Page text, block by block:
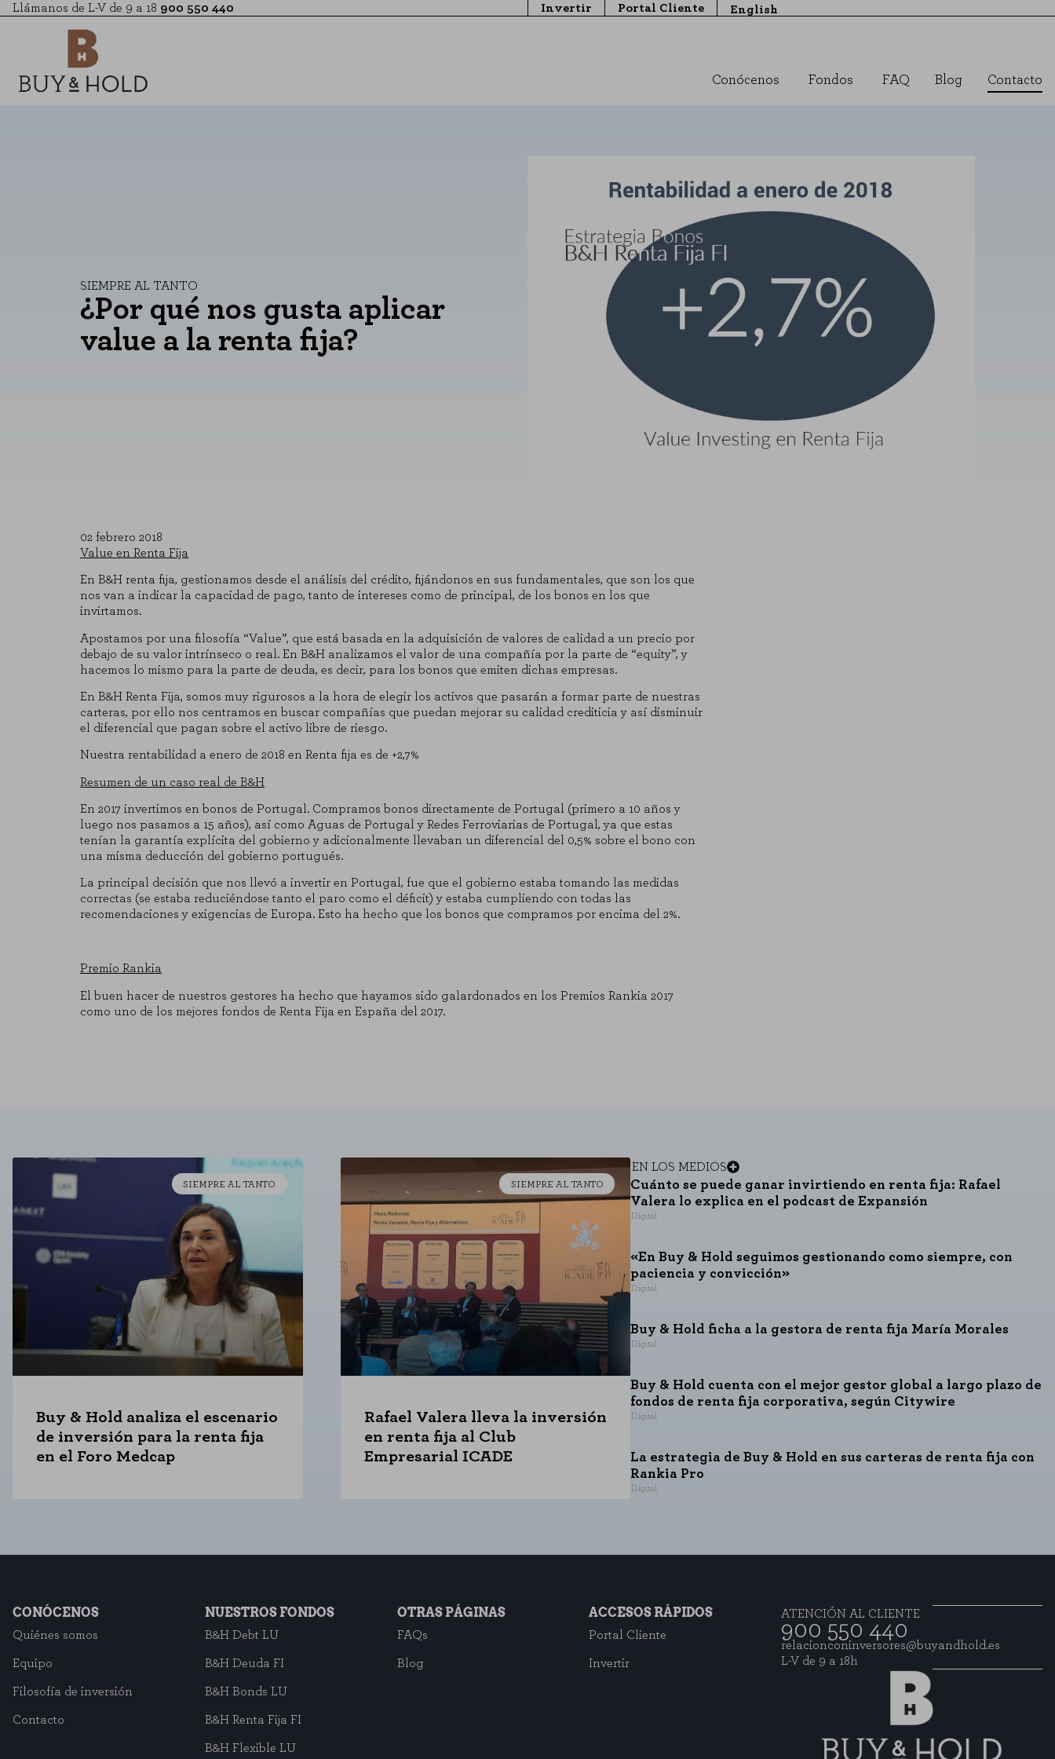
Llámanos de L-V de 9 a 18 900 550 440 Invertir Portal Cliente English
Conócenos Fondos FAQ Blog Contacto
SIEMPRE AL TANTO
¿Por qué nos gusta aplicar
value a la renta fija?
02 febrero 2018
Value en Renta Fija
En B&H renta fija, gestionamos desde el análisis del crédito, fijándonos en sus fundamentales, que son los que
nos van a indicar la capacidad de pago, tanto de intereses como de principal, de los bonos en los que
invirtamos.
Apostamos por una filosofía “Value”, que está basada en la adquisición de valores de calidad a un precio por
debajo de su valor intrínseco o real. En B&H analizamos el valor de una compañía por la parte de “equity”, y
hacemos lo mismo para la parte de deuda, es decir, para los bonos que emiten dichas empresas.
En B&H Renta Fija, somos muy rigurosos a la hora de elegir los activos que pasarán a formar parte de nuestras
carteras, por ello nos centramos en buscar compañías que puedan mejorar su calidad crediticia y así disminuir
el diferencial que pagan sobre el activo libre de riesgo.
Nuestra rentabilidad a enero de 2018 en Renta fija es de +2,7%
Resumen de un caso real de B&H
En 2017 invertimos en bonos de Portugal. Compramos bonos directamente de Portugal (primero a 10 años y
luego nos pasamos a 15 años), así como Aguas de Portugal y Redes Ferroviarias de Portugal, ya que estas
tenían la garantía explícita del gobierno y adicionalmente llevaban un diferencial del 0,5% sobre el bono con
una misma deducción del gobierno portugués.
La principal decisión que nos llevó a invertir en Portugal, fue que el gobierno estaba tomando las medidas
correctas (se estaba reduciéndose tanto el paro como el déficit) y estaba cumpliendo con todas las
recomendaciones y exigencias de Europa. Esto ha hecho que los bonos que compramos por encima del 2%.
Premio Rankia
El buen hacer de nuestros gestores ha hecho que hayamos sido galardonados en los Premios Rankia 2017
como uno de los mejores fondos de Renta Fija en España del 2017.
SIEMPRE AL TANTO
Buy & Hold analiza el escenario
de inversión para la renta fija
en el Foro Medcap
SIEMPRE AL TANTO
Rafael Valera lleva la inversión
en renta fija al Club
Empresarial ICADE
EN LOS MEDIOS
Cuánto se puede ganar invirtiendo en renta fija: Rafael
Valera lo explica en el podcast de Expansión
Digital
«En Buy & Hold seguimos gestionando como siempre, con
paciencia y convicción»
Digital
Buy & Hold ficha a la gestora de renta fija María Morales
Digital
Buy & Hold cuenta con el mejor gestor global a largo plazo de
fondos de renta fija corporativa, según Citywire
Digital
La estrategia de Buy & Hold en sus carteras de renta fija con
Rankia Pro
Digital
CONÓCENOS
Quiénes somos
Equipo
Filosofía de inversión
Contacto
NUESTROS FONDOS
B&H Debt LU
B&H Deuda FI
B&H Bonds LU
B&H Renta Fija FI
B&H Flexible LU
OTRAS PÁGINAS
FAQs
Blog
ACCESOS RÁPIDOS
Portal Cliente
Invertir
ATENCIÓN AL CLIENTE
900 550 440
relacionconinversores@buyandhold.es
L-V de 9 a 18h
CONFIGURACIÓN DE COOKIES
Cookies de rendimiento
Puedes volver a configurar tus cookies desde la sección "Configuración de cookies" al pie de la página. También puedes consultar nuestra